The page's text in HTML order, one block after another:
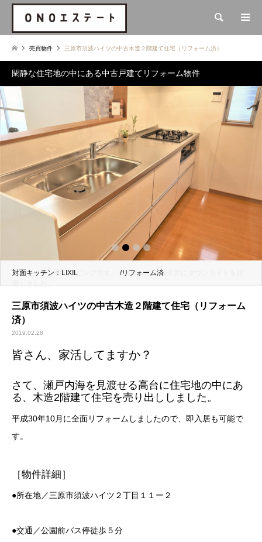
検索
売買物件 三原市須波ハイツの中古木造２階建て住宅（リフォーム済）
閑静な住宅地の中にある中古戸建てリフォーム物件
対面キッチン：LIXIL /リフォーム済
対面キッチン型のリビングです。ダイニング部分天井にダウンライトを設
置しました。
三原市須波ハイツの中古木造２階建て住宅（リフォーム
済）
2019.02.28
皆さん、家活してますか？
さて、瀬戸内海を見渡せる高台に住宅地の中にあ
る、木造2階建て住宅を売り出ししました。
平成30年10月に全面リフォームしましたので、即入居も可能で
す。
［物件詳細］
●所在地／三原市須波ハイツ２丁目１１ー２
●交通／公園前バス停徒歩５分